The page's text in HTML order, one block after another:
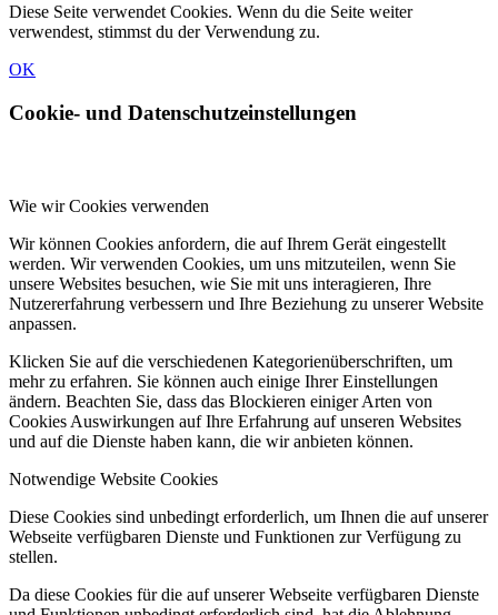
Diese Seite verwendet Cookies. Wenn du die Seite weiter
verwendest, stimmst du der Verwendung zu.
OK
Cookie- und Datenschutzeinstellungen
Wie wir Cookies verwenden
Wir können Cookies anfordern, die auf Ihrem Gerät eingestellt
werden. Wir verwenden Cookies, um uns mitzuteilen, wenn Sie
unsere Websites besuchen, wie Sie mit uns interagieren, Ihre
Nutzererfahrung verbessern und Ihre Beziehung zu unserer Website
anpassen.
Klicken Sie auf die verschiedenen Kategorienüberschriften, um
mehr zu erfahren. Sie können auch einige Ihrer Einstellungen
ändern. Beachten Sie, dass das Blockieren einiger Arten von
Cookies Auswirkungen auf Ihre Erfahrung auf unseren Websites
und auf die Dienste haben kann, die wir anbieten können.
Notwendige Website Cookies
Diese Cookies sind unbedingt erforderlich, um Ihnen die auf unserer
Webseite verfügbaren Dienste und Funktionen zur Verfügung zu
stellen.
Da diese Cookies für die auf unserer Webseite verfügbaren Dienste